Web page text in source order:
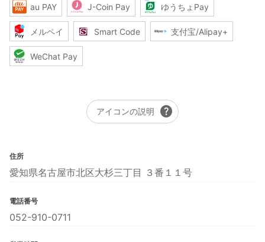
au PAY J-Coin Pay ゆうちょPay
メルペイ Smart Code 支付宝/Alipay+
WeChat Pay
アイコンの説明 help
住所
愛知県名古屋市北区大杉三丁目 ３番１１号
電話番号
052-910-0711